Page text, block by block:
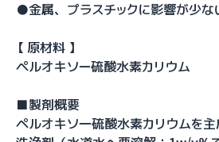
●金属、プラスチックに影響が少な
【 原材料 】
ペルオキソー硫酸水素カリウム
■製剤概要
ペルオキソ一硫酸水素カリウムを主